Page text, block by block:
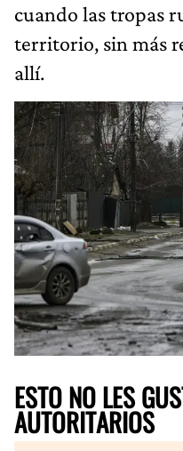
cuando las tropas
territorio, sin más
allí.
ESTO NO LES
AUTORITARIOS